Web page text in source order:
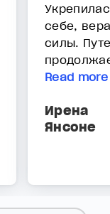
себе,
силы.
Read more
Ирена
Янсоне